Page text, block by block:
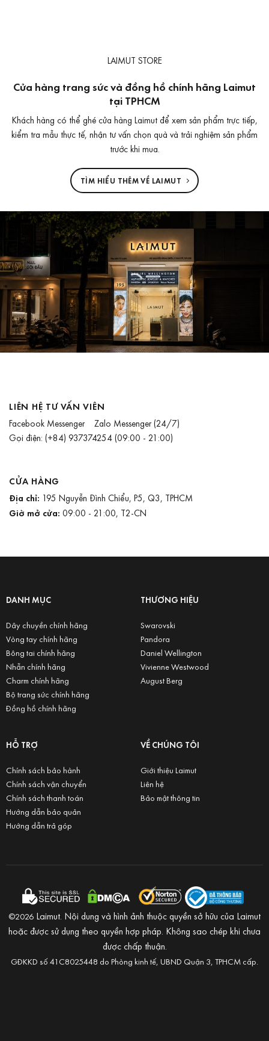
LAIMUT STORE
Cửa hàng trang sức và đồng hồ chính hãng Laimut
tại TPHCM
Khách hàng có thể ghé cửa hàng Laimut để xem sản phẩm trực tiếp,
kiểm tra mẫu thực tế, nhận tư vấn chọn quà và trải nghiệm sản phẩm
trước khi mua.
TÌM HIỂU THÊM VỀ LAIMUT
LIÊN HỆ TƯ VẤN VIÊN
Facebook Messenger Zalo Messenger(24/7)
Gọi điện: (+84) 937374254(09:00 - 21:00)
CỬA HÀNG
Địa chỉ: 195 Nguyễn Đình Chiểu, P5, Q3, TPHCM
Giờ mở cửa: 09:00 - 21:00, T2-CN
DANH MỤC
Dây chuyền chính hãng
Vòng tay chính hãng
Bông tai chính hãng
Nhẫn chính hãng
Charm chính hãng
Bộ trang sức chính hãng
Đồng hồ chính hãng
THƯƠNG HIỆU
Swarovski
Pandora
Daniel Wellington
Vivienne Westwood
August Berg
HỖ TRỢ
Chính sách bảo hành
Chính sách vận chuyển
Chính sách thanh toán
Hướng dẫn bảo quản
Hướng dẫn trả góp
VỀ CHÚNG TÔI
Giới thiệu Laimut
Liên hệ
Bảo mật thông tin
©2026 Laimut. Nội dung và hình ảnh thuộc quyền sở hữu của Laimut
hoặc được sử dụng theo quyền hợp pháp. Không sao chép khi chưa
được chấp thuận.
GĐKKD số 41C8025448 do Phòng kinh tế, UBND Quận 3, TPHCM cấp.